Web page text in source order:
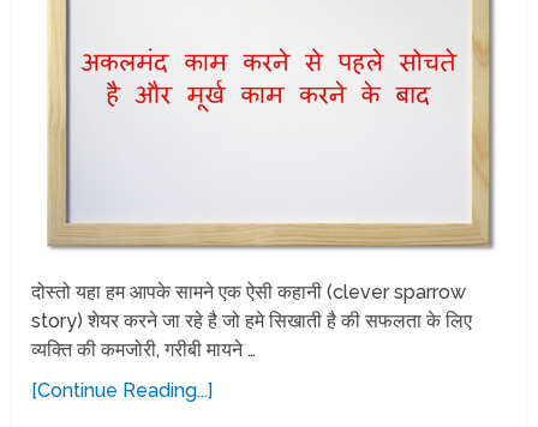
दोस्तो यहा हम आपके सामने एक ऐसी कहानी (clever sparrow
story) शेयर करने जा रहे है जो हमे सिखाती है की सफलता के लिए
व्यक्ति की कमजोरी, गरीबी मायने …
[Continue Reading...]